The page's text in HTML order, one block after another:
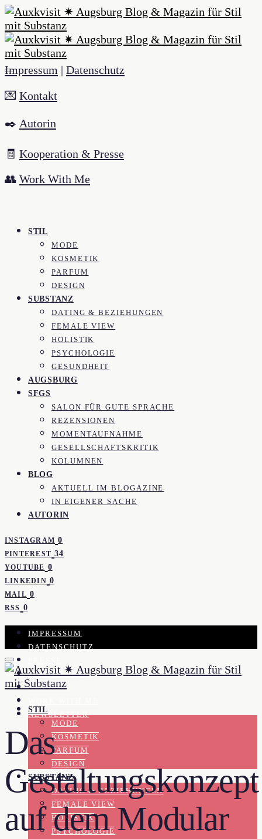
Impressum | Datenschutz
💌 Kontakt
✒️ Autorin
🧾 Kooperation & Presse
👥 Work With Me
STIL
MODE
KOSMETIK
PARFUM
DESIGN
SUBSTANZ
DATING & BEZIEHUNGEN
FEMALE VIEW
HOLISTIK
PSYCHOLOGIE
GESUNDHEIT
AUGSBURG
SFGS
SALON FÜR GUTE SPRACHE
REZENSIONEN
MOMENTAUFNAHME
GESELLSCHAFTSKRITIK
KOLUMNEN
BLOG
AKTUELL IM BLOGAZINE
IN EIGENER SACHE
AUTORIN
INSTAGRAM 0
PINTEREST 34
YOUTUBE 0
LINKEDIN 0
MAIL 0
RSS 0
IMPRESSUM
DATENSCHUTZ
KOOPERATION
KONTAKT
NEWSLETTER
STIL
MODE
KOSMETIK
PARFUM
DESIGN
SUBSTANZ
DATING & BEZIEHUNGEN
FEMALE VIEW
HOLISTIK
PSYCHOLOGIE
Das
Gestaltungskonzept
auf dem Modular